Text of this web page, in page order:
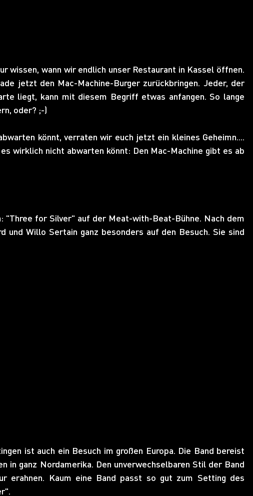
wissen, wann wir endlich unser Restaurant in Kassel öffnen.
jetzt den Mac-Machine-Burger zurückbringen. Jeder, der
liegt, kann mit diesem Begriff etwas anfangen. So lange
oder? ;-)
könnt, verraten wir euch jetzt ein kleines Geheimn....
wirklich nicht abwarten könnt: Den Mac-Machine gibt es ab
"Three for Silver" auf der Meat-with-Beat-Bühne. Nach dem
und Willo Sertain ganz besonders auf den Besuch. Sie sind
ist auch ein Besuch im großen Europa. Die Band bereist
in ganz Nordamerika. Den unverwechselbaren Stil der Band
erahnen. Kaum eine Band passt so gut zum Setting des